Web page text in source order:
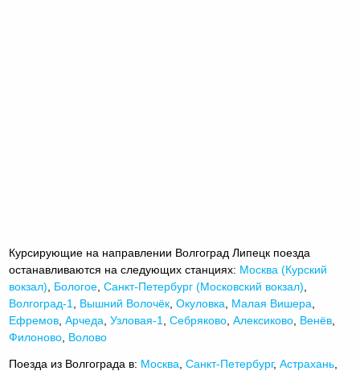
Курсирующие на направлении Волгоград Липецк поезда
останавливаются на следующих станциях: Москва (Курский
вокзал)
Бологое ,Санкт-Петербург (Московский вокзал)
Волгоград-1
Вышний Волочёк ,Окуловка Малая Вишера
Ефремов ,Арчеда ,Узловая-1 ,Себряково ,Алексиково Венёв
Филоново Волово
Поезда из Волгограда в: Москва ,Санкт-Петербург,Астрахань